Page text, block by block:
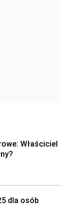
Właściciel
dla osób